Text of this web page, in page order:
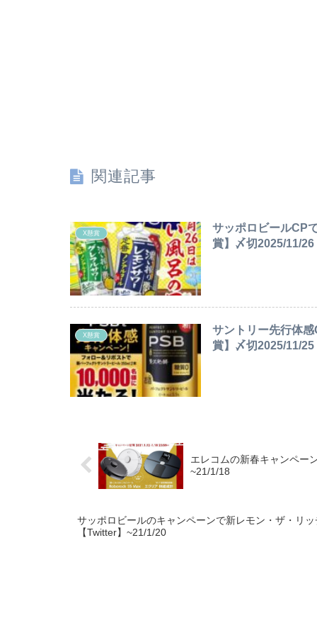
関連記事
X懸賞
サッポロビールCP
賞】〆切2025/11/26
X懸賞
サントリー先行体
賞】〆切2025/11/25
エレコムの新春キャンペー
~21/1/18
サッポロビールのキャンペーンで新レモン・ザ・リ
【Twitter】~21/1/20